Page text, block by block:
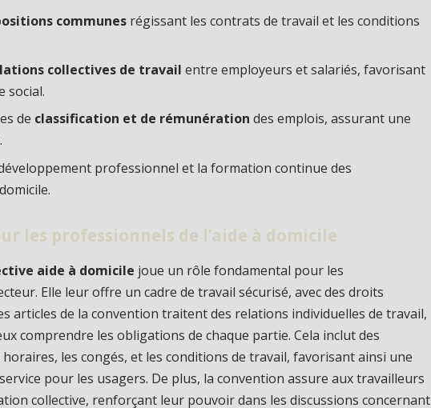
communes régissant les contrats de travail et les conditions
collectives de travail entre employeurs et salariés, favorisant
social.
de classification et de rémunération des emplois, assurant une
professionnel et la formation continue des
les professionnels de l’aide à domicile
aide à domicile joue un rôle fondamental pour les
Elle leur offre un cadre de travail sécurisé, avec des droits
articles de la convention traitent des relations individuelles de travail,
comprendre les obligations de chaque partie. Cela inclut des
les congés, et les conditions de travail, favorisant ainsi une
pour les usagers. De plus, la convention assure aux travailleurs
collective, renforçant leur pouvoir dans les discussions concernant